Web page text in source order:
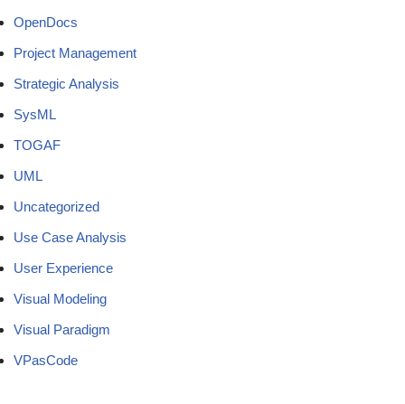
OpenDocs
Project Management
Strategic Analysis
SysML
TOGAF
UML
Uncategorized
Use Case Analysis
User Experience
Visual Modeling
Visual Paradigm
VPasCode